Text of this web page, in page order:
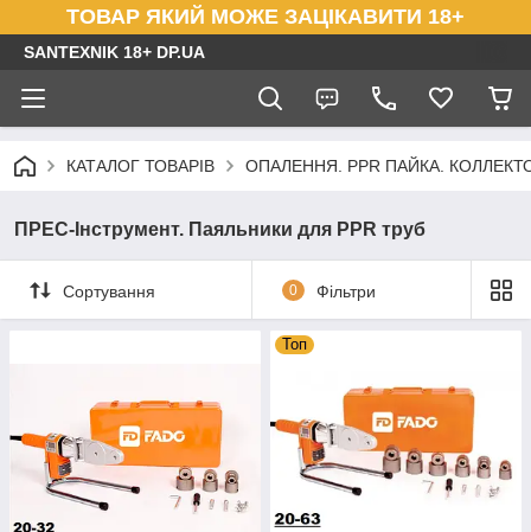
ТОВАР ЯКИЙ МОЖЕ ЗАЦІКАВИТИ 18+
SANTEXNIK 18+ DP.UA
КАТАЛОГ ТОВАРІВ ОПАЛЕННЯ. PPR ПАЙКА.
ПРЕС-Інструмент. Паяльники для PPR труб
Сортування 0 Фільтри
Топ